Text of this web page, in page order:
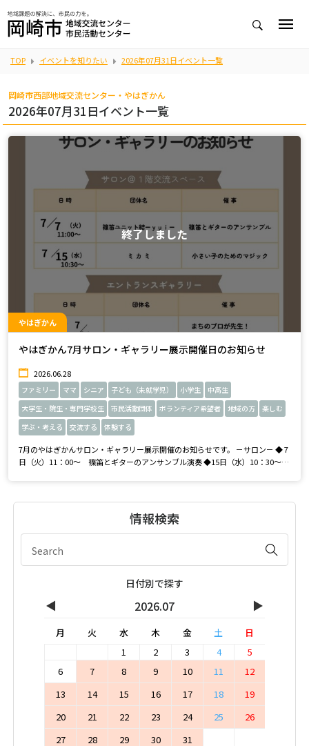
TOP イベントを知りたい 2026年07月31日イベント一覧
岡崎市西部地域交流センター・やはぎかん
2026年07月31日イベント一覧
やはぎかん
終了しました
やはぎかん7月サロン・ギャラリー展示開催日のお知らせ
2026.06.28
ファミリー ママ シニア 子ども（未就学児） 小学生
中高生
大学生・院生・専門学校生
市民活動団体 ボランティア希望者 地域の方
楽しむ
学ぶ・考える
交流する 体験する
7月のやはぎかんサロン・ギャラリー展示開催のお知らせです。 －サロン－ ◆ 7
日（火）11：00～ 篠笛とギターのアンサンブル演奏 ◆15日（水）10：30～
情報検索
日付別で探す
◀ 2026.07 ▶
月 火 水 木 金 土
日
1
2 3 4
5
6
7 8 9 10 11
12
13
14 15 16 17 18
19
20
21 22 23 24 25
26
27
28 29 30 31